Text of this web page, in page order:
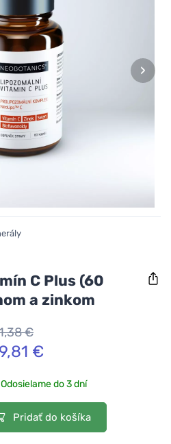
›
C Plus (60
a zinkom
€
€
do 3 dní
Pridať do košíka